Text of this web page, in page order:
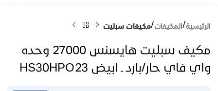
الرئيسية المكيفات مكيفات سبليت
مكيف سبليت هايسنس 27000 وحده
واي فاي حار/بارد ـ ابيض HS30HPO23